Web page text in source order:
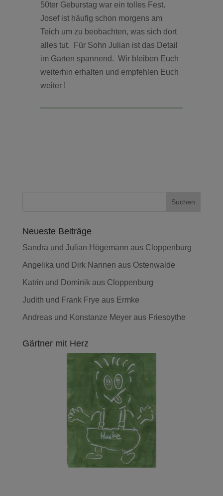
50ter Geburstag war ein tolles Fest.
Josef ist häufig schon morgens am
Teich um zu beobachten, was sich dort
alles tut. Für Sohn Julian ist das Detail
im Garten spannend. Wir bleiben Euch
weiterhin erhalten und empfehlen Euch
weiter !
Neueste Beiträge
Sandra und Julian Högemann aus Cloppenburg
Angelika und Dirk Nannen aus Ostenwalde
Katrin und Dominik aus Cloppenburg
Judith und Frank Frye aus Ermke
Andreas und Konstanze Meyer aus Friesoythe
Gärtner mit Herz